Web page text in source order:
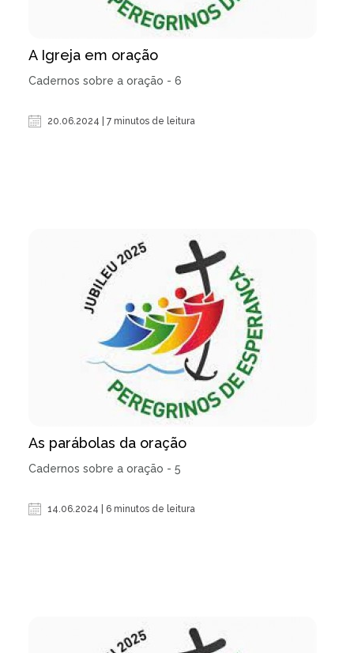
A Igreja em oração
Cadernos sobre a oração - 6
20.06.2024 | 7 minutos de leitura
As parábolas da oração
Cadernos sobre a oração - 5
14.06.2024 | 6 minutos de leitura